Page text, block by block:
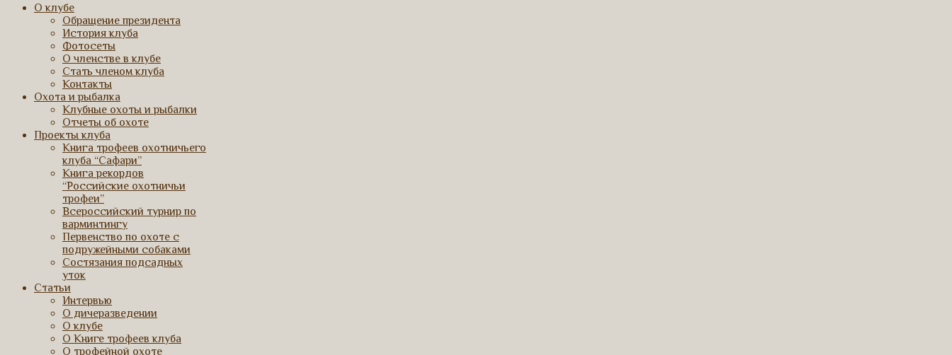
О клубе
Обращение президента
История клуба
Фотосеты
О членстве в клубе
Стать членом клуба
Контакты
Охота и рыбалка
Клубные охоты и рыбалки
Отчеты об охоте
Проекты клуба
Книга трофеев охотничьего
клуба “Сафари”
Книга рекордов
“Российские охотничьи
трофеи”
Всероссийский турнир по
варминтингу
Первенство по охоте с
подружейными собаками
Состязания подсадных
уток
Статьи
Интервью
О дичеразведении
О клубе
О Книге трофеев клуба
О трофейной охоте